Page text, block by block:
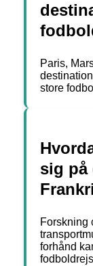
Paris,
store
sig på
Forskning
forhånd